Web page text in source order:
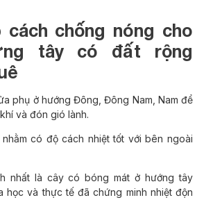
cách chống nóng cho
tây có đất rộng
phụ ở hướng Đông, Đông Nam, Nam để
và đón gió lành.
có độ cách nhiệt tốt với bên ngoài
nhất là cây có bóng mát ở hướng tây
học và thực tế đã chứng minh nhiệt độn